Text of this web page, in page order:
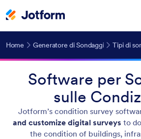
Home Generatore di Sondaggi Tipi di
Software per
sulle
Jotform’s condition survey
and customize digital surveys to
the condition of buildings,